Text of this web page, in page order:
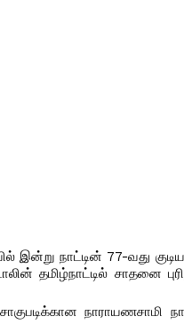
இன்று நாட்டின் 77-வது
தமிழ்நாட்டில் சாதனை
நாராயணசாமி